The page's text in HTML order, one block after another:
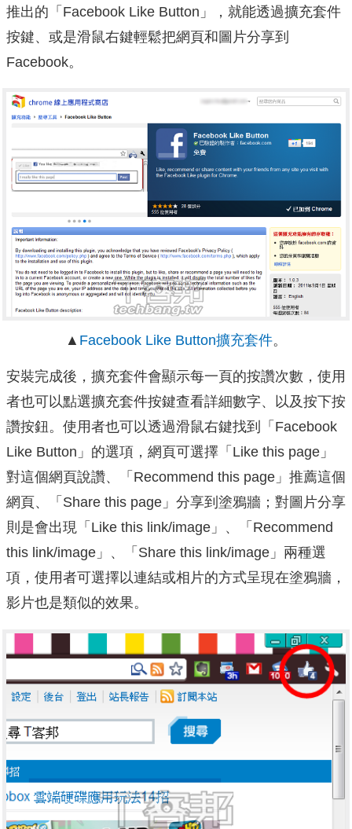
推出的「Facebook Like Button」，就能透過擴充套件
按鍵、或是滑鼠右鍵輕鬆把網頁和圖片分享到
Facebook。
▲ Facebook Like Button擴充套件。
安裝完成後，擴充套件會顯示每一頁的按讚次數，使用
者也可以點選擴充套件按鍵查看詳細數字、以及按下按
讚按鈕。使用者也可以透過滑鼠右鍵找到「Facebook
Like Button」的選項，網頁可選擇「Like this page」
對這個網頁說讚、「Recommend this page」推薦這個
網頁、「Share this page」分享到塗鴉牆；對圖片分享
則是會出現「Like this link/image」、「Recommend
this link/image」、「Share this link/image」兩種選
項，使用者可選擇以連結或相片的方式呈現在塗鴉牆，
影片也是類似的效果。